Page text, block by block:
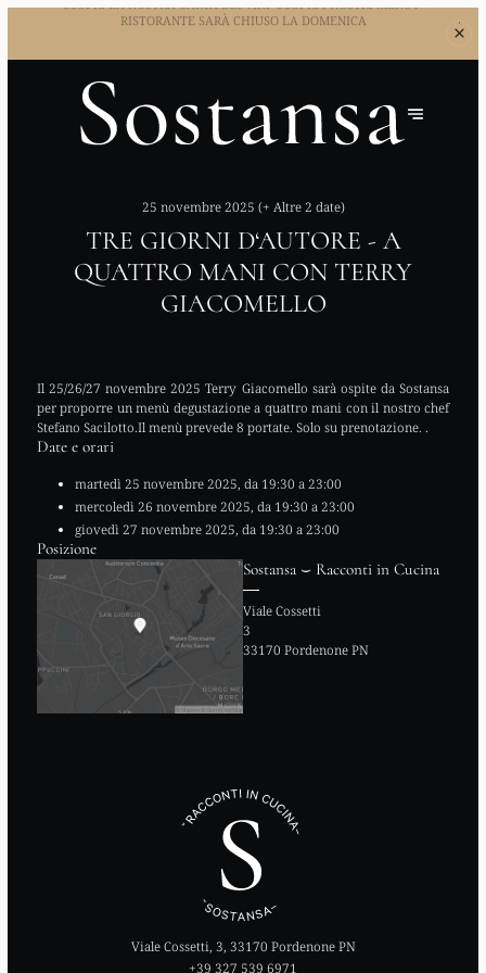
SCOPRI LANOSTRA CARTA DEI VINI SCOPRI I NOSTRI MENU
25 novembre 2025 (+ Altre 2 date)
TRE GIORNI D‘AUTORE - A
QUATTRO MANI CON TERRY
GIACOMELLO
Il 25/26/27 novembre 2025 Terry Giacomello sarà ospite da Sostansa
per proporre un menù degustazione a quattro mani con il nostro chef
Stefano Sacilotto.Il menù prevede 8 portate. Solo su prenotazione. .
Date e orari
martedì 25 novembre 2025, da 19:30 a 23:00
mercoledì 26 novembre 2025, da 19:30 a 23:00
giovedì 27 novembre 2025, da 19:30 a 23:00
Posizione
Sostansa ⌣ Racconti in Cucina
―
Viale Cossetti
3
33170 Pordenone PN
Viale Cossetti, 3, 33170 Pordenone PN
+39 327 539 6971